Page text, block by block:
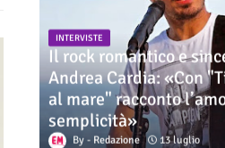
INTERVISTE
Il rock romantico e
Andrea Cardia: «Con
al mare" racconto
semplicità»
Redazione 13 luglio